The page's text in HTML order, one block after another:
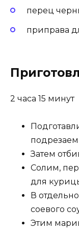
перец
приправа
2 часа 15 минут
подрезаем
Затем
Солим,
для
В
соевого
Этим